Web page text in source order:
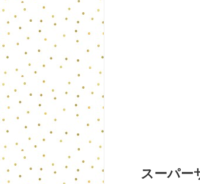
スーパー